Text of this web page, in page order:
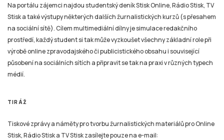
Na portálu zájemci najdou studentský deník Stisk Online, Rádio Stisk, TV
Stisk a také výstupy některých dalších žurnalistických kurzů (s přesahem
na sociální sítě). Cílem multimediální dílny je simulace redakčního
prostředí, každý student si tak může vyzkoušet všechny základní role při
výrobě online zpravodajského či publicistického obsahu i související
působení na sociálních sítích a připravit se tak na praxi v různých typech
médií.
TIRÁŽ
Tiskové zprávy a náměty pro tvorbu žurnalistických materiálů pro Online
Stisk, Rádio Stisk a TV Stisk zasílejte pouze na e-mail: